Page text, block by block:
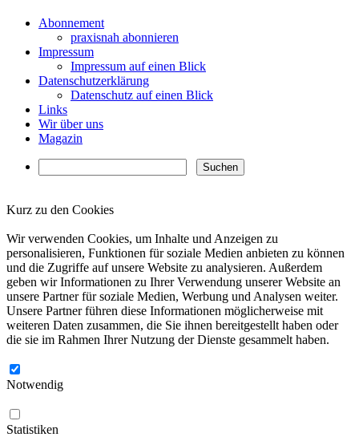
Abonnement
praxisnah abonnieren
Impressum
Impressum auf einen Blick
Datenschutzerklärung
Datenschutz auf einen Blick
Links
Wir über uns
Magazin
Kurz zu den Cookies
Wir verwenden Cookies, um Inhalte und Anzeigen zu
personalisieren, Funktionen für soziale Medien anbieten zu können
und die Zugriffe auf unsere Website zu analysieren. Außerdem
geben wir Informationen zu Ihrer Verwendung unserer Website an
unsere Partner für soziale Medien, Werbung und Analysen weiter.
Unsere Partner führen diese Informationen möglicherweise mit
weiteren Daten zusammen, die Sie ihnen bereitgestellt haben oder
die sie im Rahmen Ihrer Nutzung der Dienste gesammelt haben.
Notwendig
Statistiken